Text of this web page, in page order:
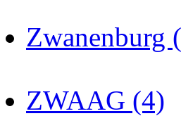
Zwanenburg
ZWAAG (4)